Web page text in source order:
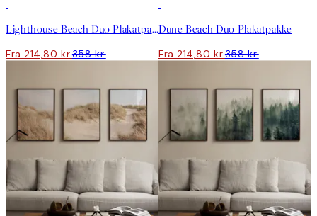
Lighthouse Beach Duo Plakatpakke
Fra 214,80 kr.358 kr.
Dune Beach Duo Plakatpakke
Fra 214,80 kr.358 kr.